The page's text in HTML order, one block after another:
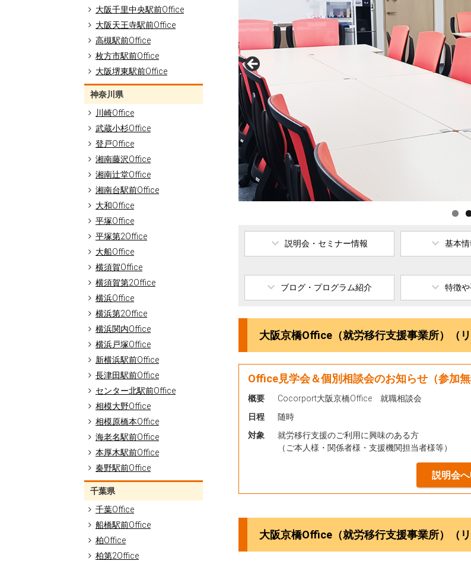
説明会・セミナー情報 基本
ブログ・プログラム紹介 特徴
大阪京橋Office（就労移行支援事業所）（
Office見学会＆個別相談会のお知らせ（参加無
概要
Cocorport大阪京橋Office 就職相談会
日程
随時
対象
就労移行支援のご利用に興味のある方
（ご本人様・関係者様・支援機関担当者様等）
説明会
大阪京橋Office（就労移行支援事業所）（
大阪千里中央駅前Office
大阪天王寺駅前Office
高槻駅前Office
枚方市駅前Office
大阪堺東駅前Office
神奈川県
川崎Office
武蔵小杉Office
登戸Office
湘南藤沢Office
湘南辻堂Office
湘南台駅前Office
大和Office
平塚Office
平塚第2Office
大船Office
横須賀Office
横須賀第2Office
横浜Office
横浜第2Office
横浜関内Office
横浜戸塚Office
新横浜駅前Office
長津田駅前Office
センター北駅前Office
相模大野Office
相模原橋本Office
海老名駅前Office
本厚木駅前Office
秦野駅前Office
千葉県
千葉Office
船橋駅前Office
柏Office
柏第2Office